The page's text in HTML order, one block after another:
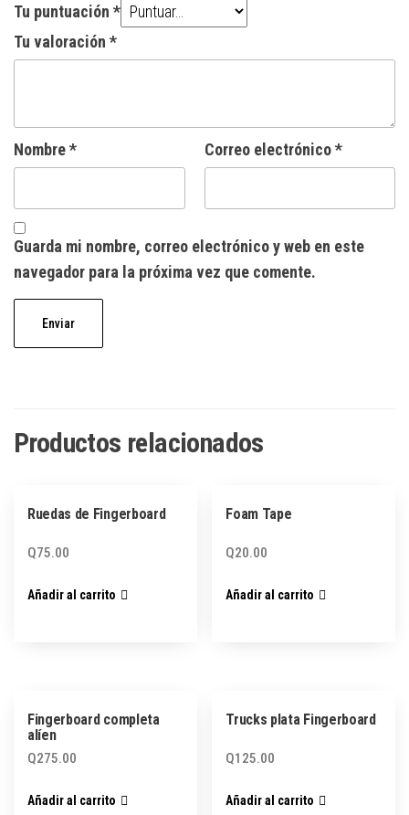
Tu puntuación *
Tu valoración *
Nombre* Correo electrónico*
Guarda mi nombre, correo electrónico y web en este
navegador para la próxima vez que comente.
Productos relacionados
Ruedas de Fingerboard
Q75.00
Añadir al carrito
Foam Tape
Q20.00
Añadir al carrito
Fingerboard completa
alíen
Q275.00
Añadir al carrito
Trucks plata Fingerboard
Q125.00
Añadir al carrito